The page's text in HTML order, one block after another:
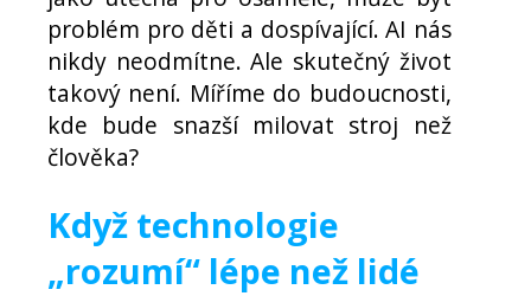
problém pro děti a dospívající. AI nás
nikdy neodmítne. Ale skutečný život
takový není. Míříme do budoucnosti,
kde bude snazší milovat stroj než
člověka?
Když technologie
„rozumí“ lépe než lidé